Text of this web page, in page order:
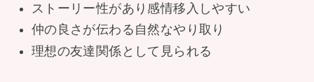
ストーリー性があり感情移入しやすい
仲の良さが伝わる自然なやり取り
理想の友達関係として見られる